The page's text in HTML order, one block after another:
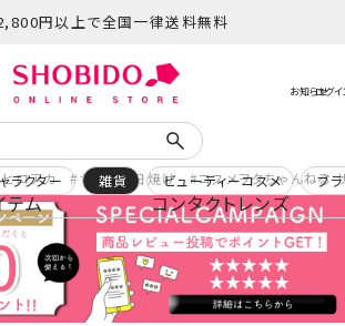
円以上で全国一律送料無料
ヒロアカ サンリオ日焼け コスメヲタちゃんねる
テム コンタクトレンズ
ラクター 雑貨 ビューティーコスメ ブ